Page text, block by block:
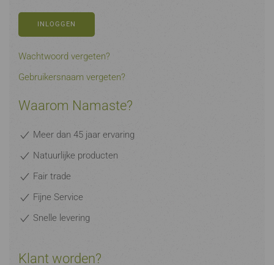
INLOGGEN
Wachtwoord vergeten?
Gebruikersnaam vergeten?
Waarom Namaste?
Meer dan 45 jaar ervaring
Natuurlijke producten
Fair trade
Fijne Service
Snelle levering
Klant worden?